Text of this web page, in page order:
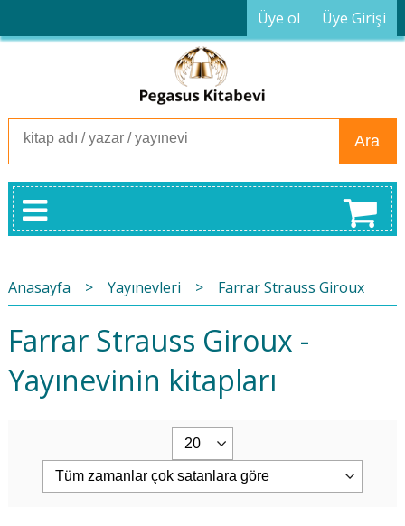
Üye ol Üye Girişi
Ara
Anasayfa > Yayınevleri > Farrar Strauss Giroux
Farrar Strauss Giroux -
Yayınevinin kitapları